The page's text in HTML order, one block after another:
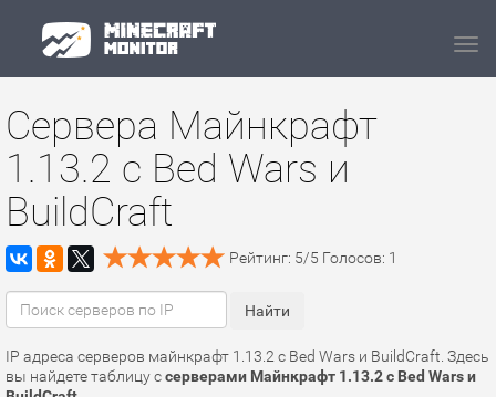
Сервера Майнкрафт
1.13.2 с Bed Wars и
BuildCraft
Рейтинг: 5/5 Голосов: 1
IP адреса серверов майнкрафт 1.13.2 с Bed Wars и BuildCraft. Здесь
вы найдете таблицу ссерверами Майнкрафт 1.13.2 с Bed Wars и